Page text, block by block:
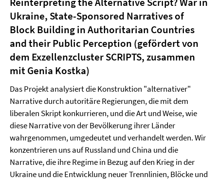
Ukraine, State-Sponsored Narratives of
Block Building in Authoritarian Countries
and their Public Perception (gefördert von
dem Exzellenzcluster SCRIPTS, zusammen
mit Genia Kostka)
Das Projekt analysiert die Konstruktion "alternativer"
Narrative durch autoritäre Regierungen, die mit dem
liberalen Skript konkurrieren, und die Art und Weise, wie
diese Narrative von der Bevölkerung ihrer Länder
wahrgenommen, umgedeutet und verhandelt werden. Wir
konzentrieren uns auf Russland und China und die
Narrative, die ihre Regime in Bezug auf den Krieg in der
Ukraine und die Entwicklung neuer Trennlinien, Blöcke und